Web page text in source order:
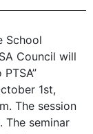
School
Council will
1st,
The session
The seminar